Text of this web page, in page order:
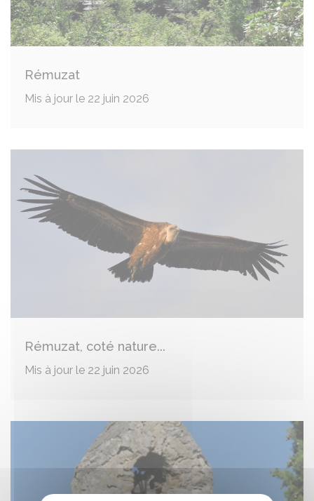
Rémuzat
Mis à jour le 22 juin 2026
Rémuzat, coté nature...
Mis à jour le 22 juin 2026